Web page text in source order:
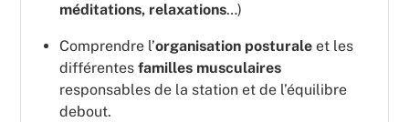
méditations, relaxations…)
Comprendre l’organisation posturale et les
différentes familles musculaires
responsables de la station et de l’équilibre
debout.